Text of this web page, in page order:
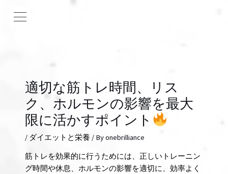
適切な筋トレ時間、リス
ク、ホルモンの影響を最大
限に活かすポイント
/ ダイエットと栄養 / Byonebrilliance
筋トレを効果的に行うためには、正しいトレーニン
グ時間や休息、ホルモンの影響を適切に、効率よく